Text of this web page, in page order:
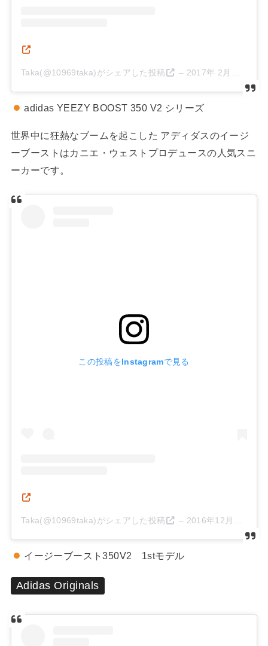
Taka(@10969taka)がシェアした投稿 – 2017年 2月月18日午後9時47分PST
adidas YEEZY BOOST 350 V2 シリーズ
世界中に狂熱なブームを起こした アディダスのイージ
ーブーストはカニエ・ウェストプロデュースの人気スニ
ーカーです。
この投稿をInstagramで見る
Taka(@10969taka)がシェアした投稿 – 2016年12月月1日午後8時21分PST
イージーブースト350V2 1stモデル
Adidas Originals